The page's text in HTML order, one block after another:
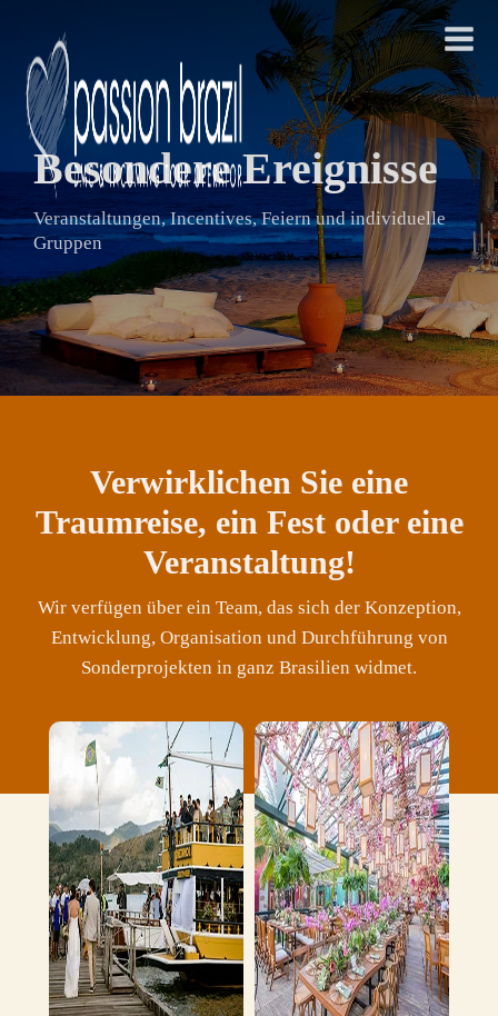
Besondere Ereignisse
Veranstaltungen, Incentives, Feiern und individuelle
Gruppen
Verwirklichen Sie eine
Traumreise, ein Fest oder eine
Veranstaltung!
Wir verfügen über ein Team, das sich der Konzeption,
Entwicklung, Organisation und Durchführung von
Sonderprojekten in ganz Brasilien widmet.